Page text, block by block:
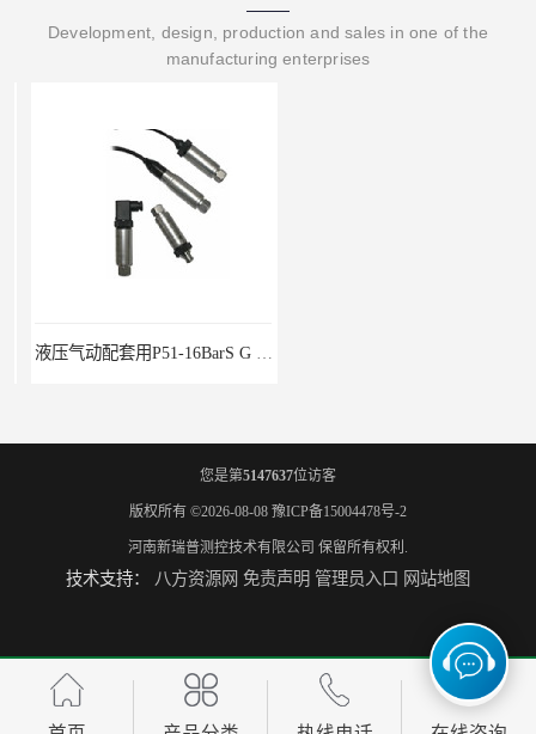
Development, design, production and sales in one of the
manufacturing enterprises
液压气动配套用P51-16BarS G -A-MD-20MA 压力变送器
水泥厂用DG1300-PJ-1-2-40/AA2N压力变送器 铜液氨冷器配套用UYB-8003物位变送器
您是第5147637位访客
版权所有 ©2026-08-08 豫ICP备15004478号-2
河南新瑞普测控技术有限公司 保留所有权利.
技术支持： 八方资源网 免责声明 管理员入口 网站地图